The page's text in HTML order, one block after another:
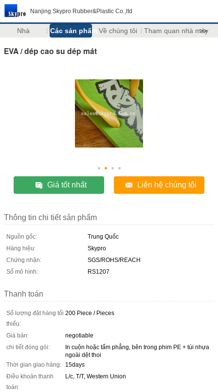
Nanjing Skypro Rubber&Plastic Co.,ltd
Nhà Các sản phẩm Về chúng tôi Tham quan nhà máy
>>
EVA / dép cao su dép mát
Giá tốt nhất Liên hệ chúng tôi
Thông tin chi tiết sản phẩm
Nguồn gốc:
Trung Quốc
Hàng hiệu:
Skypro
Chứng nhận:
SGS/ROHS/REACH
Số mô hình:
RS1207
Thanh toán
Số lượng đặt hàng tối
thiểu:
200 Piece / Pieces
Giá bán:
negotiable
chi tiết đóng gói:
In cuộn hoặc tấm phẳng, bên trong phim PE + túi nhựa
ngoài dệt thoi
Thời gian giao hàng:
15days
Điều khoản thanh
toán:
L/c, T/T, Western Union